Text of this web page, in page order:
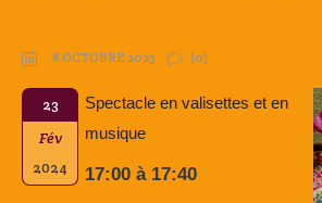
8 OCTOBRE 2023 (0)
23
Fév
2024
Spectacle en valisettes et en
musique
17:00 à 17:40